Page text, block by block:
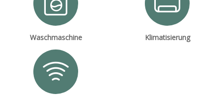
Waschmaschine Klimatisierung